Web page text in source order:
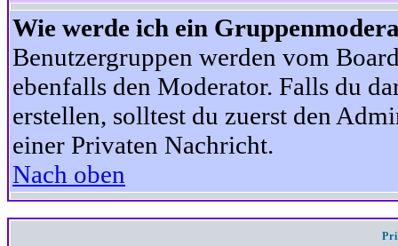
Wie werde ich ein
Benutzergruppen werden vom
ebenfalls den Moderator. Falls du
erstellen, solltest du zuerst den
einer Privaten Nachricht.
Nach oben